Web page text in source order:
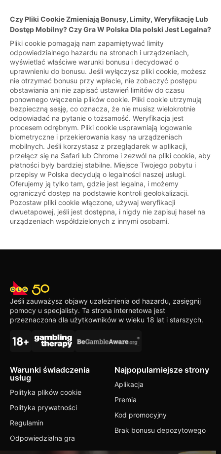
Czy Pliki Cookie Zmieniają Bonusy, Limity, Weryfikację Lub
Dostęp Mobilny? Czy Gra W Polska Dla polski Jest Legalna?
Pliki cookie pomagają nam zapamiętywać limity
odpowiedzialnego hazardu na stronach i urządzeniach,
wyświetlać właściwe warunki bonusu i decydować o
uprawnieniu do bonusu. Jeśli wyłączysz pliki cookie, możesz
nie otrzymać bonusu przy wpłacie, nie zobaczyć postępu
obstawiania ani nie zapisać ustawień limitów do czasu
ponownego włączenia plików cookie. Pliki cookie utrzymują
bezpieczną sesję, co oznacza, że nie musisz wielokrotnie
odpowiadać na pytanie o tożsamość. Weryfikacja jest
procesem odrębnym. Pliki cookie usprawniają logowanie
biometryczne i przekierowania kasy na urządzeniach
mobilnych. Jeśli korzystasz z przeglądarek w aplikacji,
przełącz się na Safari lub Chrome i zezwól na pliki cookie, aby
płatności były bardziej stabilne. Miejsce Twojego pobytu i
przepisy w Polska decydują o legalności naszej usługi.
Oferujemy ją tylko tam, gdzie jest legalna, i możemy
ograniczyć dostęp na podstawie kontroli geolokalizacji.
Pozostaw pliki cookie włączone, używaj weryfikacji
dwuetapowej, jeśli jest dostępna, i nigdy nie zapisuj haseł na
urządzeniach współdzielonych z innymi osobami.
Jeśli zauważysz objawy uzależnienia od hazardu, zasięgnij
pomocy u specjalisty. Ta strona internetowa jest
przeznaczona dla użytkowników w wieku 18 lat i starszych.
Warunki świadczenia
usług
Polityka plików cookie
Polityka prywatności
Regulamin
Odpowiedzialna gra
Najpopularniejsze strony
Aplikacja
Premia
Kod promocyjny
Brak bonusu depozytowego